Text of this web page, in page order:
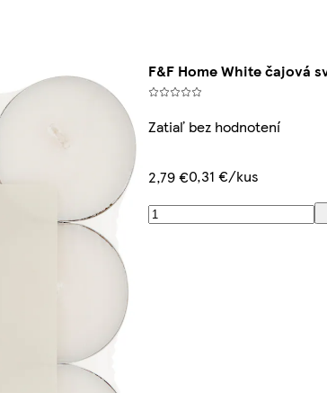
F&F Home White čajová
Zatiaľ bez hodnotení
2,79 €0,31 €/kus